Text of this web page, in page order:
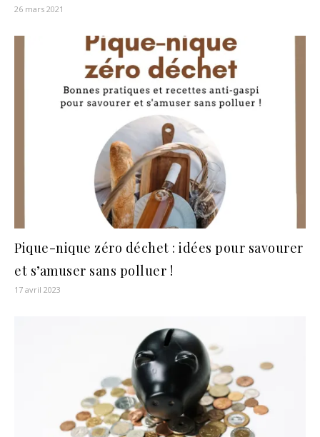
26 mars 2021
Pique-nique zéro déchet : idées pour savourer
et s’amuser sans polluer !
17 avril 2023